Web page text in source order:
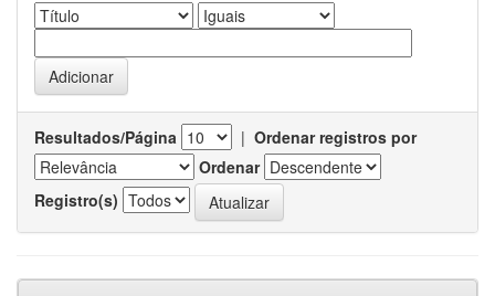
Resultados/Página | Ordenar registros por
Ordenar
Registro(s)